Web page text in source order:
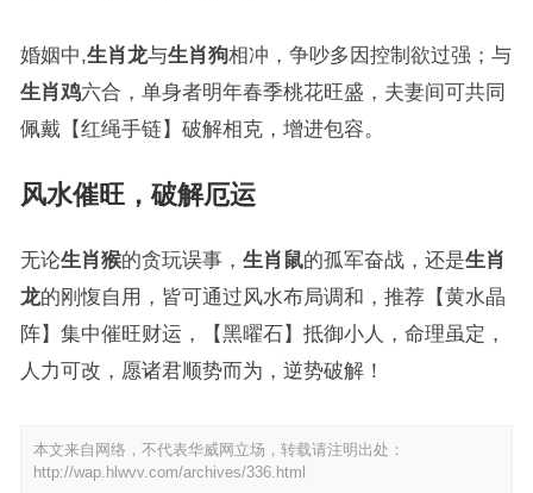
婚姻中,生肖龙与生肖狗相冲，争吵多因控制欲过强；与
生肖鸡六合，单身者明年春季桃花旺盛，夫妻间可共同
佩戴【红绳手链】破解相克，增进包容。
风水催旺，破解厄运
无论生肖猴的贪玩误事， 生肖鼠的孤军奋战，还是生肖
龙的刚愎自用，皆可通过风水布局调和，推荐【黄水晶
阵】集中催旺财运，【黑曜石】抵御小人，命理虽定，
人力可改，愿诸君顺势而为，逆势破解！
本文来自网络，不代表华威网立场，转载请注明出处：
http://wap.hlwvv.com/archives/336.html